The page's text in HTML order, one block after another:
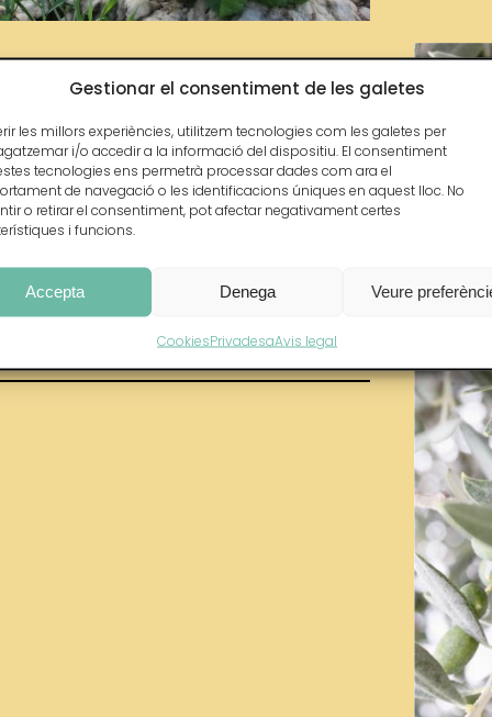
Gestionar el consentiment de les galetes
les millors experiències, utilitzem tecnologies com les galetes per
i/o accedir a la informació del dispositiu. El consentiment
tecnologies ens permetrà processar dades com ara el
de navegació o les identificacions úniques en aquest lloc. No
o retirar el consentiment, pot afectar negativament certes
i funcions.
Accepta Denega Veure
CookiesPrivadesaAvis legal
Local
2020